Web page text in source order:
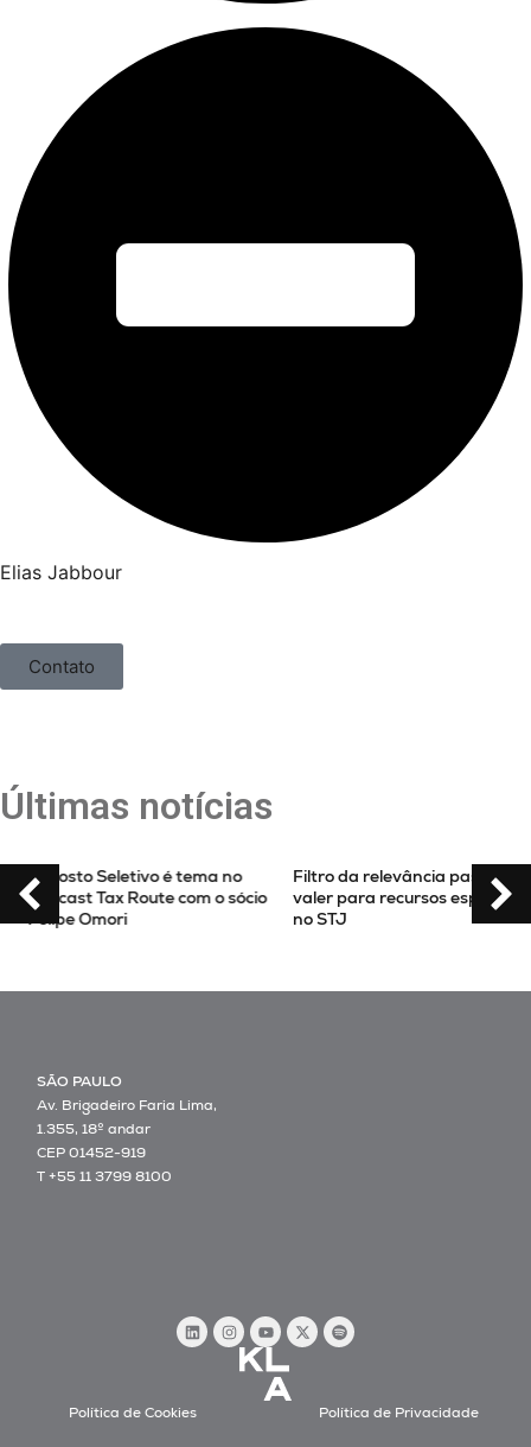
Elias Jabbour
Contato
Últimas notícias
Imposto Seletivo é tema no
podcast Tax Route com o sócio
Felipe Omori
Filtro da relevância passa a
valer para recursos especiais
no STJ
SÃO PAULO
Av. Brigadeiro Faria Lima,
1.355, 18º andar
CEP 01452-919
T +55 11 3799 8100
Política de Cookies Política de Privacidade